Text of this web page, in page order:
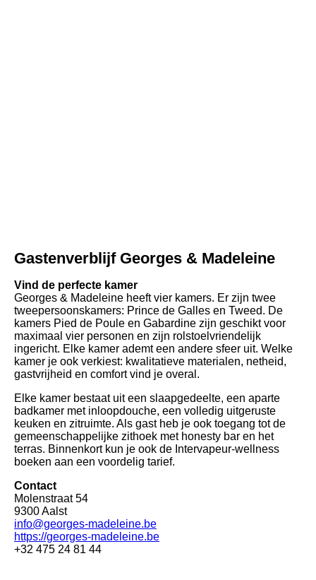
Gastenverblijf Georges & Madeleine
Vind de perfecte kamer
Georges & Madeleine heeft vier kamers. Er zijn twee
tweepersoonskamers: Prince de Galles en Tweed. De
kamers Pied de Poule en Gabardine zijn geschikt voor
maximaal vier personen en zijn rolstoelvriendelijk
ingericht. Elke kamer ademt een andere sfeer uit. Welke
kamer je ook verkiest: kwalitatieve materialen, netheid,
gastvrijheid en comfort vind je overal.
Elke kamer bestaat uit een slaapgedeelte, een aparte
badkamer met inloopdouche, een volledig uitgeruste
keuken en zitruimte. Als gast heb je ook toegang tot de
gemeenschappelijke zithoek met honesty bar en het
terras. Binnenkort kun je ook de Intervapeur-wellness
boeken aan een voordelig tarief.
Contact
Molenstraat 54
9300 Aalst
info@georges-madeleine.be
https://georges-madeleine.be
+32 475 24 81 44